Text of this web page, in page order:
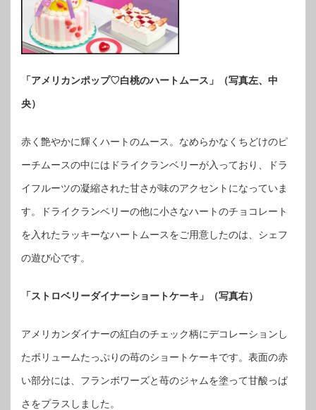
「アメリカンポップ♡白桃のハートムース」（写真左、中
央）
赤く艶やかに輝くハートのムース。なめらかなくちどけのピ
ーチムースの中にはドライクランベリーが入っており、ドラ
イフルーツの凝縮された甘さが味のアクセントになっていま
す。ドライクランベリーの他に小さなハートのチョコレート
を入れたラッキーなハートムースをご用意したのは、シェフ
の遊び心です。
「ストロベリーダイナーショートケーキ」（写真右）
アメリカンダイナーの紅白のチェック柄にデコレーションし
たボリュームたっぷりの苺のショートケーキです。表面の赤
い部分には、フランボワーズと苺のジャムを塗って甘酸っぱ
さをプラスしました。